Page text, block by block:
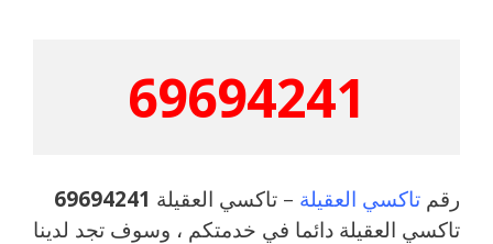
69694241
رقم تاكسي العقيلة – تاكسي العقيلة 69694241
تاكسي العقيلة دائما في خدمتكم ، وسوف تجد لدينا